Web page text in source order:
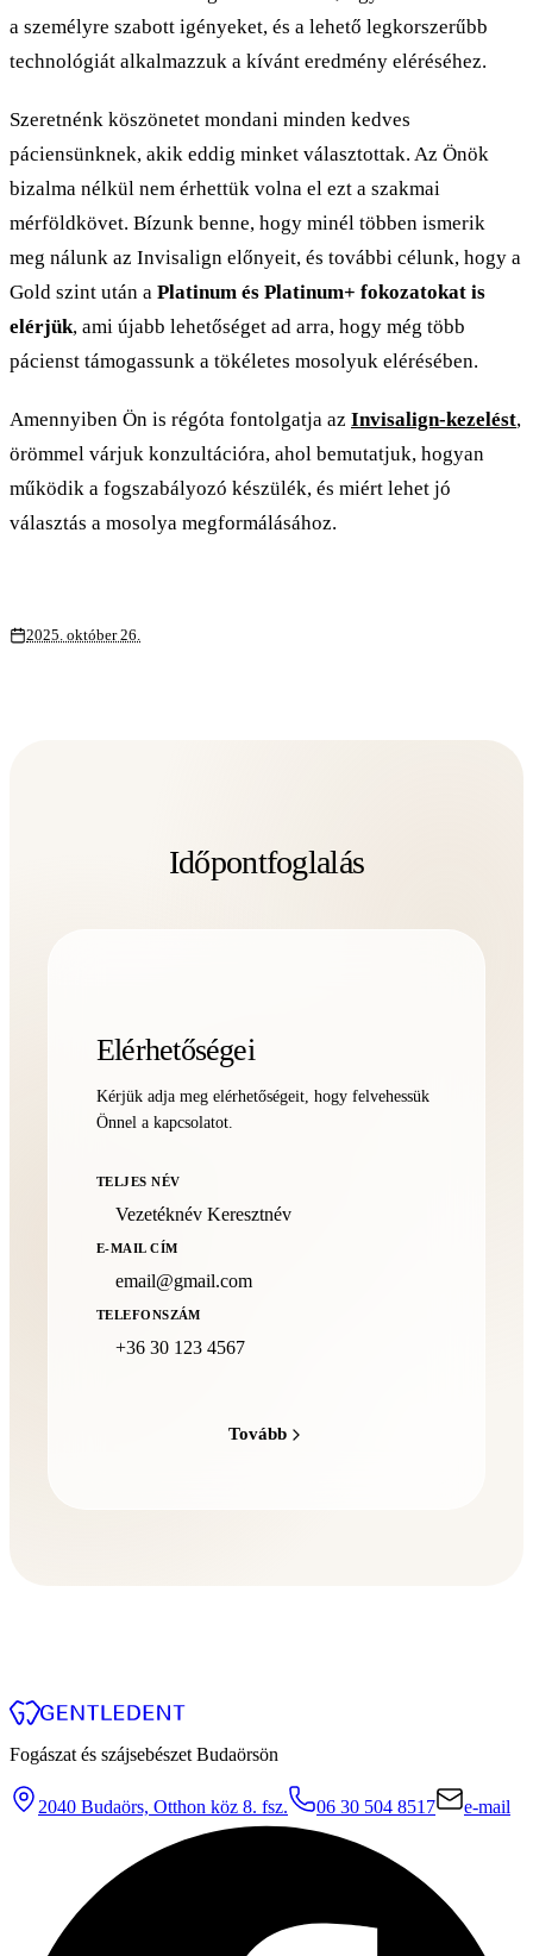
a személyre szabott igényeket, és a lehető legkorszerűbb
technológiát alkalmazzuk a kívánt eredmény eléréséhez.
Szeretnénk köszönetet mondani minden kedves
páciensünknek, akik eddig minket választottak. Az Önök
bizalma nélkül nem érhettük volna el ezt a szakmai
mérföldkövet. Bízunk benne, hogy minél többen ismerik
meg nálunk az Invisalign előnyeit, és további célunk, hogy a
Gold szint után a Platinum és Platinum+ fokozatokat is
elérjük, ami újabb lehetőséget ad arra, hogy még több
pácienst támogassunk a tökéletes mosolyuk elérésében.
Amennyiben Ön is régóta fontolgatja az Invisalign-kezelést,
örömmel várjuk konzultációra, ahol bemutatjuk, hogyan
működik a fogszabályozó készülék, és miért lehet jó
választás a mosolya megformálásához.
2025. október 26.
Időpontfoglalás
Elérhetőségei
Kérjük adja meg elérhetőségeit, hogy felvehessük
Önnel a kapcsolatot.
TELJES NÉV
E-MAIL CÍM
TELEFONSZÁM
Tovább
Fogászat és szájsebészet Budaörsön
2040 Budaörs, Otthon köz 8. fsz. 06 30 504 8517 e-mail